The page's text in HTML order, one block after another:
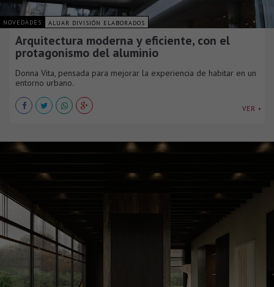
NOVEDADES ALUAR DIVISIÓN ELABORADOS
Arquitectura moderna y eficiente, con el
protagonismo del aluminio
Donna Vita, pensada para mejorar la experiencia de habitar en un
entorno urbano.
VER +